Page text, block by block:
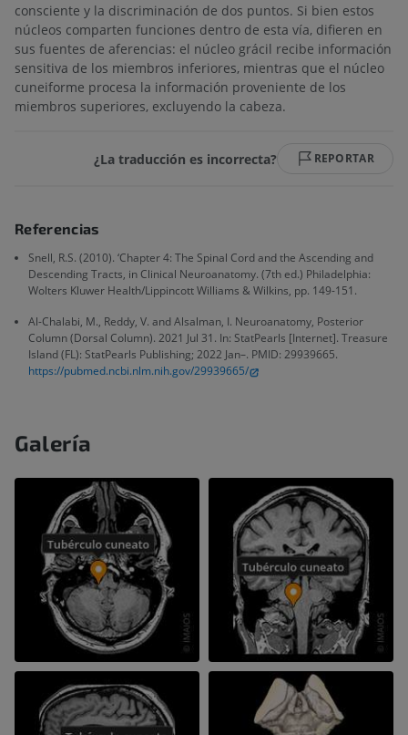
consciente y la discriminación de dos puntos. Si bien estos
núcleos comparten funciones dentro de esta vía, difieren en
sus fuentes de aferencias: el núcleo grácil recibe información
sensitiva de los miembros inferiores, mientras que el núcleo
cuneiforme procesa la información proveniente de los
miembros superiores, excluyendo la cabeza.
¿La traducción es incorrecta? REPORTAR
Referencias
Snell, R.S. (2010). ‘Chapter 4: The Spinal Cord and the Ascending and
Descending Tracts, in Clinical Neuroanatomy. (7th ed.) Philadelphia:
Wolters Kluwer Health/Lippincott Williams & Wilkins, pp. 149-151.
Al-Chalabi, M., Reddy, V. and Alsalman, I. Neuroanatomy, Posterior
Column (Dorsal Column). 2021 Jul 31. In: StatPearls [Internet]. Treasure
Island (FL): StatPearls Publishing; 2022 Jan–. PMID: 29939665.
https://pubmed.ncbi.nlm.nih.gov/29939665/
Galería